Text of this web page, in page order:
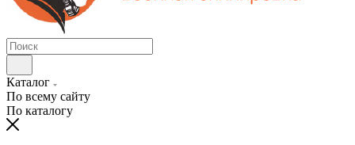
Каталог
По всему сайту
По каталогу